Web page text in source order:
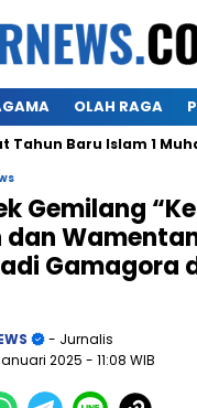
OLAH RAGA
Islam 1 Muharram
Gemilang
dan
Gamagora
- Jurnalis
2025 - 11:08 WIB